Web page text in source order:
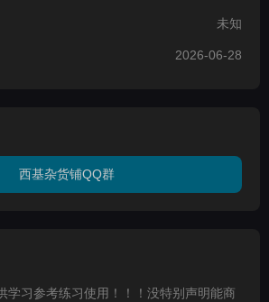
未知
2026-06-28
西基杂货铺QQ群
学习参考练习使用！！！没特别声明能商